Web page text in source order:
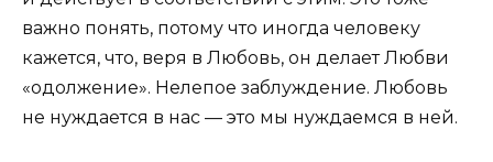
важно понять, потому что иногда человеку
кажется, что, веря в Любовь, он делает Любви
«одолжение». Нелепое заблуждение. Любовь
не нуждается в нас — это мы нуждаемся в ней.